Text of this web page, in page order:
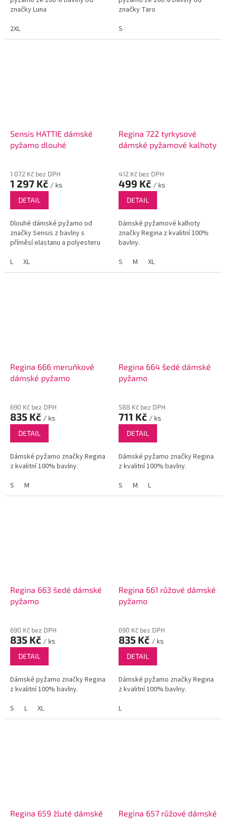
značky Luna
2XL
značky Taro
S
Sensis HATTIE dámské
pyžamo dlouhé
1 072 Kč bez DPH
1 297 Kč / ks
DETAIL
Dlouhé dámské pyžamo od
značky Sensis z bavlny s
příměsí elastanu a polyesteru
L
XL
Regina 722 tyrkysové
dámské pyžamové kalhoty
412 Kč bez DPH
499 Kč / ks
DETAIL
Dámské pyžamové kalhoty
značky Regina z kvalitní 100%
bavlny.
S
M XL
Regina 666 meruňkové
dámské pyžamo
690 Kč bez DPH
835 Kč / ks
DETAIL
Dámské pyžamo značky Regina
z kvalitní 100% bavlny.
S
M
Regina 664 šedé dámské
pyžamo
588 Kč bez DPH
711 Kč / ks
DETAIL
Dámské pyžamo značky Regina
z kvalitní 100% bavlny.
S
M L
Regina 663 šedé dámské
pyžamo
690 Kč bez DPH
835 Kč / ks
DETAIL
Dámské pyžamo značky Regina
z kvalitní 100% bavlny.
S
L XL
Regina 661 růžové dámské
pyžamo
690 Kč bez DPH
835 Kč / ks
DETAIL
Dámské pyžamo značky Regina
z kvalitní 100% bavlny.
L
Regina 659 žluté dámské
Regina 657 růžové dámské